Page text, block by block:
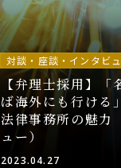
対談・座談・インタビ
【弁理士採用】「
ば海外にも行け
法律事務所の魅力
ュー）
2023.04.27